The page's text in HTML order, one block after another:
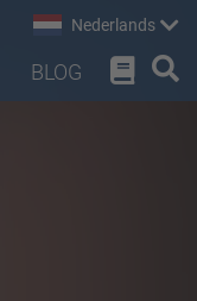
Nederlands
BLOG